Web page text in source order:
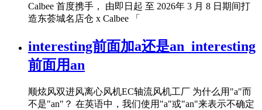
Calbee 首度携手， 由即日起 至 2026年 3 月 8 日期间打
造东荟城名店仓 x Calbee 「
interesting前面加a还是an_interesting
前面用an
顺炫风双进风离心风机EC轴流风机工厂 为什么用"a"而
不是"an"？ 在英语中，我们使用"a"或"an"来表示不确定